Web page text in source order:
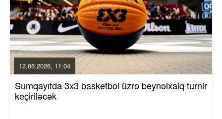
12.06.2026, 11:04
Sumqayıtda 3x3 basketbol üzrə beynəlxalq turnir
keçiriləcək